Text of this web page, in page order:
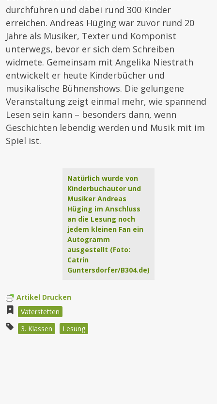
durchführen und dabei rund 300 Kinder
erreichen. Andreas Hüging war zuvor rund 20
Jahre als Musiker, Texter und Komponist
unterwegs, bevor er sich dem Schreiben
widmete. Gemeinsam mit Angelika Niestrath
entwickelt er heute Kinderbücher und
musikalische Bühnenshows. Die gelungene
Veranstaltung zeigt einmal mehr, wie spannend
Lesen sein kann – besonders dann, wenn
Geschichten lebendig werden und Musik mit im
Spiel ist.
Natürlich wurde von
Kinderbuchautor und
Musiker Andreas
Hüging im Anschluss
an die Lesung noch
jedem kleinen Fan ein
Autogramm
ausgestellt (Foto:
Catrin
Guntersdorfer/B304.de)
Artikel Drucken
Vaterstetten
3. Klassen
Lesung